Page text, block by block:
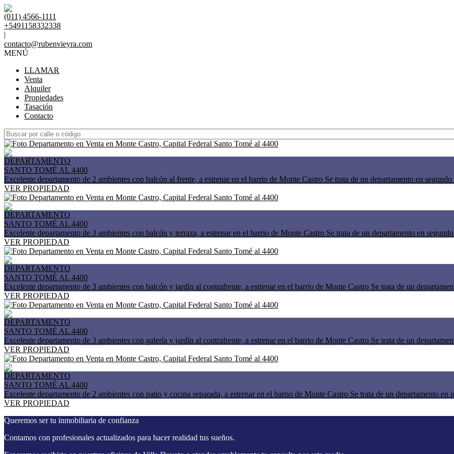
(011) 4566-1111
+5491158332338
|
contacto@rubenvieyra.com
MENÚ
LLAMAR
Venta
Alquiler
Propiedades
Tasación
Contacto
DEPARTAMENTO
SANTO TOMÉ AL 4400
Excelente departamento de 2 ambientes con balcón al frente, a estrenar en el barrio de Monte Castro Se trata de un departamento en segundo
VER PROPIEDAD
DEPARTAMENTO
SANTO TOMÉ AL 4400
Excelente departamento de 3 ambientes con balcón y terraza, a estrenar en el barrio de Monte Castro Se trata de un departamento en
VER PROPIEDAD
DEPARTAMENTO
SANTO TOMÉ AL 4400
Excelente departamento de 3 ambientes con balcón y jardín al contrafrente, a estrenar en el barrio de Monte Castro Se trata de un
VER PROPIEDAD
DEPARTAMENTO
SANTO TOMÉ AL 4400
Excelente departamento de 3 ambientes con galería y jardín al contrafrente, a estrenar en el barrio de Monte Castro Se trata de un
VER PROPIEDAD
DEPARTAMENTO
SANTO TOMÉ AL 4400
Excelente departamento de 2 ambientes con patio y cocina separada, a estrenar en el barrio de Monte Castro Se trata de un departamento en
VER PROPIEDAD
Queremos ser tu inmobiliaria de confianza
Contamos con profesionales actualizados para hacer realidad tus sueños.